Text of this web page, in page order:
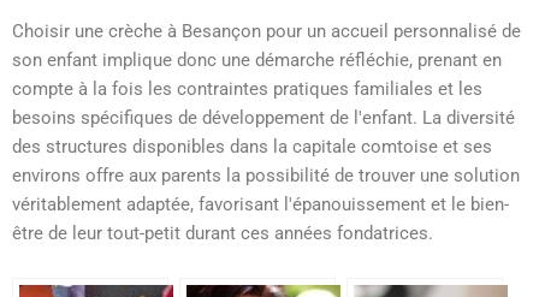
Choisir une crèche à Besançon pour un accueil personnalisé de
son enfant implique donc une démarche réfléchie, prenant en
compte à la fois les contraintes pratiques familiales et les
besoins spécifiques de développement de l'enfant. La diversité
des structures disponibles dans la capitale comtoise et ses
environs offre aux parents la possibilité de trouver une solution
véritablement adaptée, favorisant l'épanouissement et le bien-
être de leur tout-petit durant ces années fondatrices.